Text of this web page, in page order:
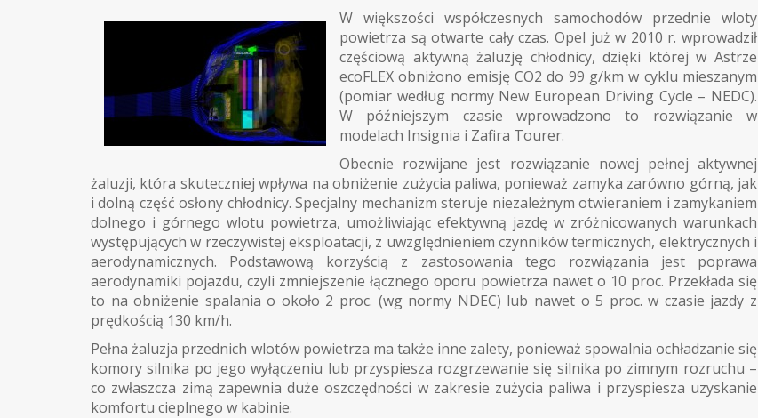
W większości współczesnych samochodów przednie wloty
powietrza są otwarte cały czas. Opel już w 2010 r. wprowadził
częściową aktywną żaluzję chłodnicy, dzięki której w Astrze
ecoFLEX obniżono emisję CO2 do 99 g/km w cyklu mieszanym
(pomiar według normy New European Driving Cycle – NEDC).
W późniejszym czasie wprowadzono to rozwiązanie w
modelach Insignia i Zafira Tourer.
Obecnie rozwijane jest rozwiązanie nowej pełnej aktywnej
żaluzji, która skuteczniej wpływa na obniżenie zużycia paliwa, ponieważ zamyka zarówno górną, jak
i dolną część osłony chłodnicy. Specjalny mechanizm steruje niezależnym otwieraniem i zamykaniem
dolnego i górnego wlotu powietrza, umożliwiając efektywną jazdę w zróżnicowanych warunkach
występujących w rzeczywistej eksploatacji, z uwzględnieniem czynników termicznych, elektrycznych i
aerodynamicznych. Podstawową korzyścią z zastosowania tego rozwiązania jest poprawa
aerodynamiki pojazdu, czyli zmniejszenie łącznego oporu powietrza nawet o 10 proc. Przekłada się
to na obniżenie spalania o około 2 proc. (wg normy NDEC) lub nawet o 5 proc. w czasie jazdy z
prędkością 130 km/h.
Pełna żaluzja przednich wlotów powietrza ma także inne zalety, ponieważ spowalnia ochładzanie się
komory silnika po jego wyłączeniu lub przyspiesza rozgrzewanie się silnika po zimnym rozruchu –
co zwłaszcza zimą zapewnia duże oszczędności w zakresie zużycia paliwa i przyspiesza uzyskanie
komfortu cieplnego w kabinie.